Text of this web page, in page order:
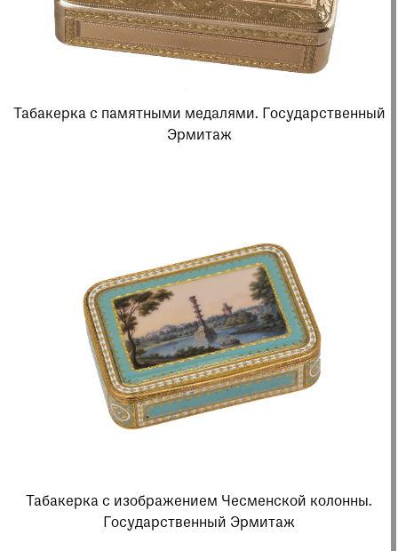
Табакерка с памятными медалями. Государственный
Эрмитаж
Табакерка с изображением Чесменской колонны.
Государственный Эрмитаж